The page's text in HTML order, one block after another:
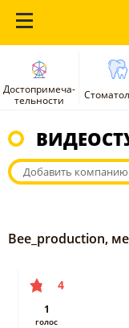
Достопримеча-
тельности
Добавить компанию
Bee_production,
4
1
голос